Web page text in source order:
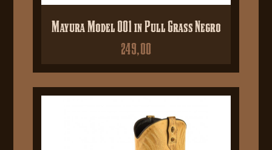
Mayura Model 001 in Pull Grass Negro
249,00